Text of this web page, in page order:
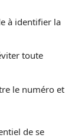
à identifier la
toute
le numéro et
de se